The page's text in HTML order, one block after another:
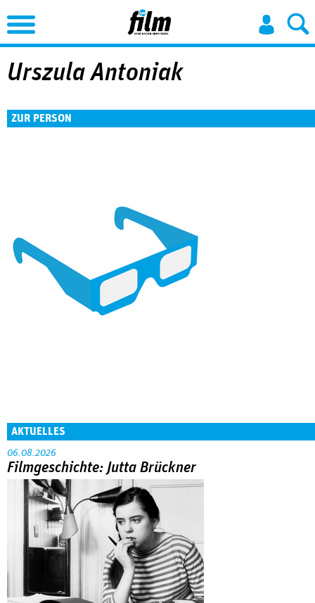
Jump to Navigation
Urszula Antoniak
ZUR PERSON
AKTUELLES
06.08.2026
Filmgeschichte: Jutta Brückner